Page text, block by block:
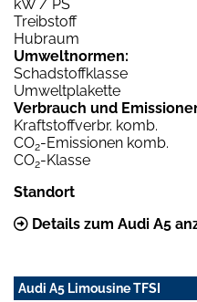
kW / PS
Treibstoff
Hubraum
Umweltnormen:
Schadstoffklasse
Umweltplakette
Verbrauch und
Kraftstoffverbr. komb.
CO2-Emissionen komb.
CO2-Klasse
Standort
Details zum Audi A5
Audi A5 Limousine TFSI